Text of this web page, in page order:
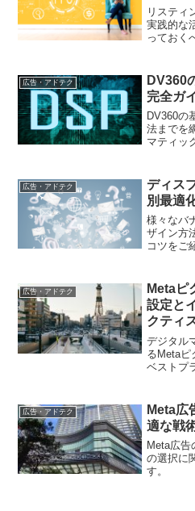
リスティ
実践的な
っておく
広告・アドテク
DV360
完全ガ
DV360の
法までを
マティッ
スを最大
広告・アドテク
ディス
別最適
様々なバ
ザイン方
コツをご
広告・アドテク
Metaピ
設定と
クティ
デジタル
るMetaピ
ベストプ
用するた
します。
広告・アドテク
Meta広
適な戦
Meta広告
の選択に
す。